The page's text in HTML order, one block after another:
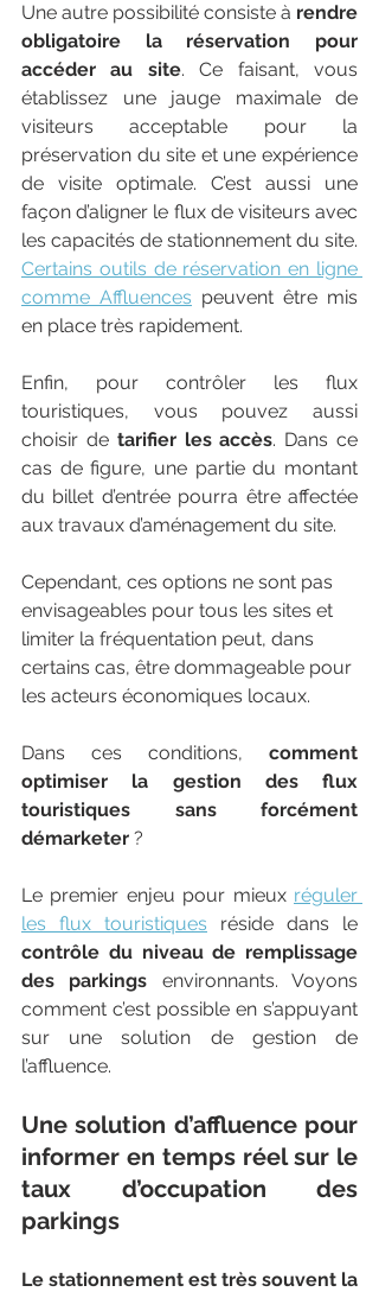
Une autre possibilité consiste à rendre
obligatoire la réservation pour
accéder au site. Ce faisant, vous
établissez une jauge maximale de
visiteurs acceptable pour la
préservation du site et une expérience
de visite optimale. C’est aussi une
façon d’aligner le flux de visiteurs avec
Certains outils de réservation en ligne
comme Affluences peuvent être mis
en place très rapidement.
Enfin, pour contrôler les flux
touristiques, vous pouvez aussi
choisir de tarifier les accès. Dans ce
cas de figure, une partie du montant
du billet d’entrée pourra être affectée
aux travaux d’aménagement du site.
Cependant, ces options ne sont pas
envisageables pour tous les sites et
limiter la fréquentation peut, dans
certains cas, être dommageable pour
les acteurs économiques locaux.
Dans ces conditions, comment
optimiser la gestion des flux
touristiques sans forcément
démarketer ?
Le premier enjeu pour mieux réguler
les flux touristiques
contrôle du niveau de remplissage
des parkings environnants. Voyons
comment c’est possible en s’appuyant
sur une solution de gestion de
l’affluence.
Une solution d’affluence pour
informer en temps réel sur le
taux d’occupation des
parkings
Le stationnement est très souvent la